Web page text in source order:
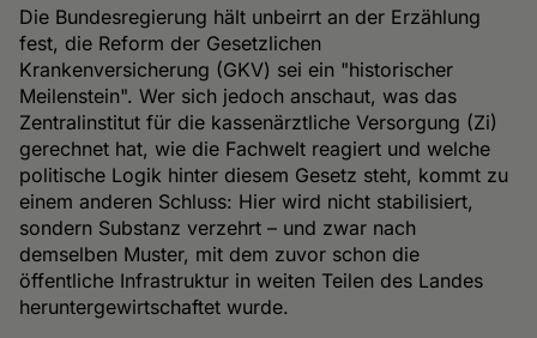
Die Bundesregierung hält unbeirrt an der Erzählung
fest, die Reform der Gesetzlichen
Krankenversicherung (GKV) sei ein "historischer
Meilenstein". Wer sich jedoch anschaut, was das
Zentralinstitut für die kassenärztliche Versorgung (Zi)
gerechnet hat, wie die Fachwelt reagiert und welche
politische Logik hinter diesem Gesetz steht, kommt zu
einem anderen Schluss: Hier wird nicht stabilisiert,
sondern Substanz verzehrt – und zwar nach
demselben Muster, mit dem zuvor schon die
öffentliche Infrastruktur in weiten Teilen des Landes
heruntergewirtschaftet wurde.